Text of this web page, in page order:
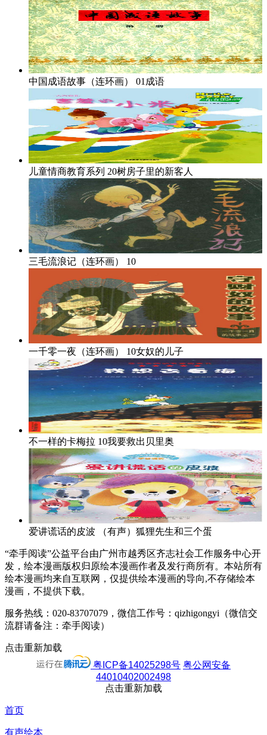
中国成语故事（连环画） 01成语
儿童情商教育系列 20树房子里的新客人
三毛流浪记（连环画） 10
一千零一夜（连环画） 10女奴的儿子
不一样的卡梅拉 10我要救出贝里奥
爱讲谎话的皮波 （有声）狐狸先生和三个蛋
“牵手阅读”公益平台由广州市越秀区齐志社会工作服务中心开
发，绘本漫画版权归原绘本漫画作者及发行商所有。本站所有
绘本漫画均来自互联网，仅提供绘本漫画的导向,不存储绘本
漫画，不提供下载。
服务热线：020-83707079，微信工作号：qizhigongyi（微信交
流群请备注：牵手阅读）
点击重新加载
粤ICP备14025298号 粤公网安备
44010402002498
点击重新加载
首页
有声绘本